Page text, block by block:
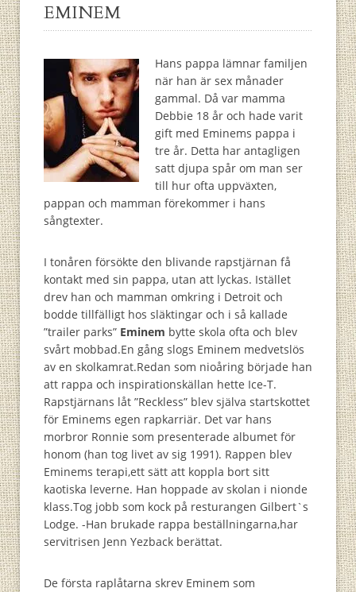
EMINEM
Hans pappa lämnar familjen
när han är sex månader
gammal. Då var mamma
Debbie 18 år och hade varit
gift med Eminems pappa i
tre år. Detta har antagligen
satt djupa spår om man ser
till hur ofta uppväxten,
pappan och mamman förekommer i hans
sångtexter.
I tonåren försökte den blivande rapstjärnan få
kontakt med sin pappa, utan att lyckas. Istället
drev han och mamman omkring i Detroit och
bodde tillfälligt hos släktingar och i så kallade
”trailer parks” Eminem bytte skola ofta och blev
svårt mobbad.En gång slogs Eminem medvetslös
av en skolkamrat.Redan som nioåring började han
att rappa och inspirationskällan hette Ice-T.
Rapstjärnans låt ”Reckless” blev själva startskottet
för Eminems egen rapkarriär. Det var hans
morbror Ronnie som presenterade albumet för
honom (han tog livet av sig 1991). Rappen blev
Eminems terapi,ett sätt att koppla bort sitt
kaotiska leverne. Han hoppade av skolan i nionde
klass.Tog jobb som kock på resturangen Gilbert`s
Lodge. -Han brukade rappa beställningarna,har
servitrisen Jenn Yezback berättat.
De första raplåtarna skrev Eminem som